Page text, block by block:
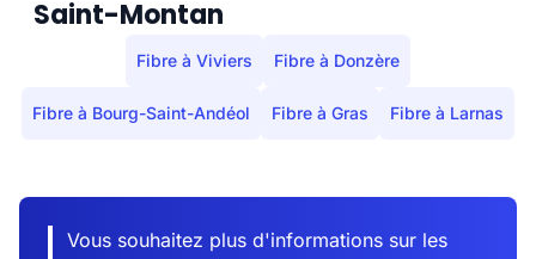
Saint-Montan
Fibre à Viviers Fibre à Donzère
Fibre à Bourg-Saint-Andéol Fibre à Gras Fibre à Larnas
Vous souhaitez plus d'informations sur les